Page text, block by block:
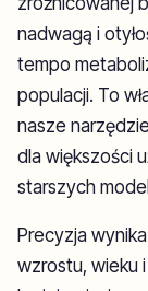
nadwagą i
tempo
populacji. To
nasze
dla większości
starszych
Precyzja
wzrostu, wieku